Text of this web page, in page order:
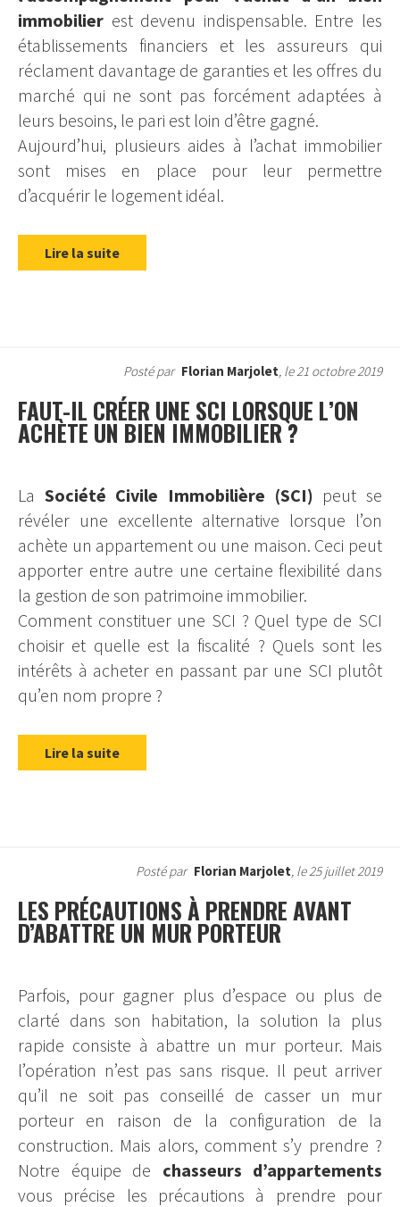
immobilier est devenu indispensable. Entre les
établissements financiers et les assureurs qui
réclament davantage de garanties et les offres du
marché qui ne sont pas forcément adaptées à
leurs besoins, le pari est loin d’être gagné.
Aujourd’hui, plusieurs aides à l’achat immobilier
sont mises en place pour leur permettre
d’acquérir le logement idéal.
Lire la suite
Posté par Florian Marjolet, le 21 octobre 2019
FAUT-IL CRÉER UNE SCI LORSQUE L’ON
ACHÈTE UN BIEN IMMOBILIER ?
La Société Civile Immobilière (SCI) peut se
révéler une excellente alternative lorsque l’on
achète un appartement ou une maison. Ceci peut
apporter entre autre une certaine flexibilité dans
la gestion de son patrimoine immobilier.
Comment constituer une SCI ? Quel type de SCI
choisir et quelle est la fiscalité ? Quels sont les
intérêts à acheter en passant par une SCI plutôt
qu’en nom propre ?
Lire la suite
Posté par Florian Marjolet, le 25 juillet 2019
LES PRÉCAUTIONS À PRENDRE AVANT
D’ABATTRE UN MUR PORTEUR
Parfois, pour gagner plus d’espace ou plus de
clarté dans son habitation, la solution la plus
rapide consiste à abattre un mur porteur. Mais
l’opération n’est pas sans risque. Il peut arriver
qu’il ne soit pas conseillé de casser un mur
porteur en raison de la configuration de la
construction. Mais alors, comment s’y prendre ?
Notre équipe de chasseurs d’appartements
vous précise les précautions à prendre pour